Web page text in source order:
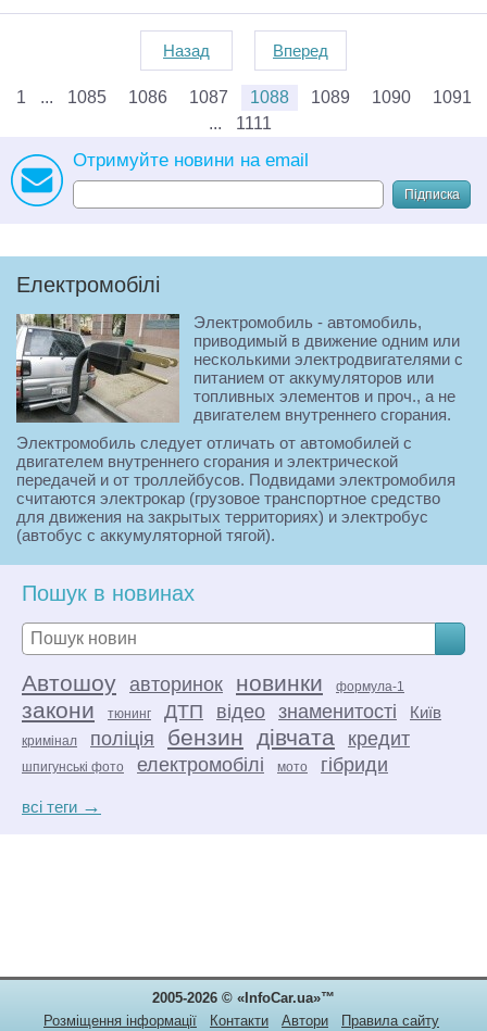
Назад Вперед
1 1085 1086 1087 1088 1089 1090
1091
1111
Отримуйте новини на email
Підписка
Електромобілі
Электромобиль - автомобиль,
приводимый в движение одним или
несколькими электродвигателями с
питанием от аккумуляторов или
топливных элементов и проч., а не
двигателем внутреннего сгорания.
Электромобиль следует отличать от автомобилей с
двигателем внутреннего сгорания и электрической
передачей и от троллейбусов. Подвидами электромобиля
считаются электрокар (грузовое транспортное средство
для движения на закрытых территориях) и электробус
(автобус с аккумуляторной тягой).
Электрический двигатель - это, электрическая машина, в
которой электрическая энергия преобразуется в
механическую, побочным эффектом является выделение
тепла.
Пошук в новинах
Автошоу авторинок новинки формула-1
закони тюнинг ДТП відео знаменитості Київ
кримінал поліція бензин дівчата кредит
шпигунські фото електромобілі мото гібриди
всі теги →
2005-2026 © «InfoCar.ua»™
Розміщення інформації
Контакти Автори Правила сайту